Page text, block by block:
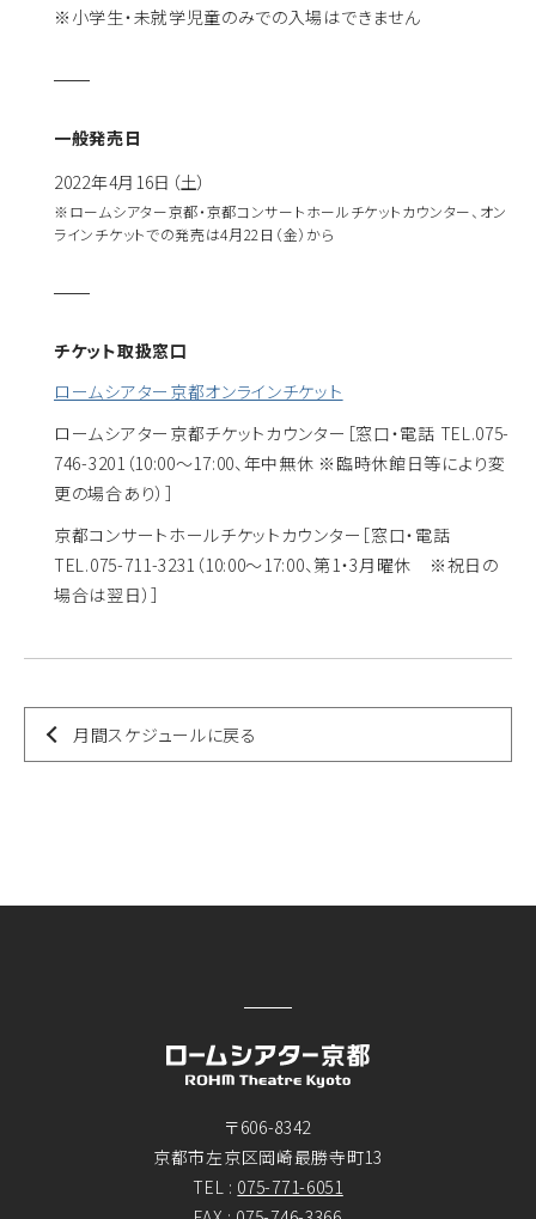
※小学生・未就学児童のみでの入場はできません
一般発売日
2022年4月16日（土）
※ロームシアター京都・京都コンサートホールチケットカウンター、オン
ラインチケットでの発売は4月22日（金）から
チケット取扱窓口
ロームシアター京都オンラインチケット
ロームシアター京都チケットカウンター ［窓口・電話 TEL.075-
746-3201（10:00～17:00、年中無休 ※臨時休館日等により変
更の場合あり）］
京都コンサートホールチケットカウンター ［窓口・電話
TEL.075-711-3231（10:00～17:00、第1・3月曜休 ※祝日の
場合は翌日）］
月間スケジュールに戻る
〒606-8342
京都市左京区岡崎最勝寺町13
TEL : 075-771-6051